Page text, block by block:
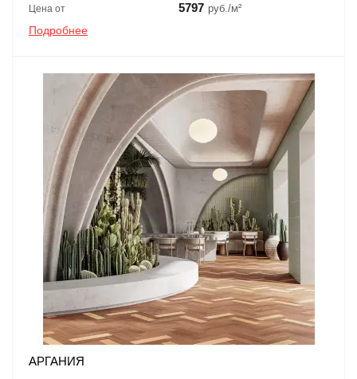
Цена от 5797 руб./м²
Подробнее
АРГАНИЯ